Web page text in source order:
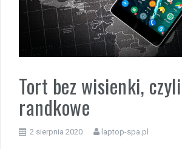
Tort bez wisienki,
randkowe
2 sierpnia 2020 laptop-spa.pl